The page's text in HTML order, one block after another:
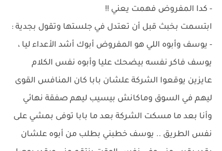
- كدا المفروض فهمت يعني !!
ابتسمت بخبث قبل أن تعتدل في جلستها وتقول بجدية :
- يوسف وأبوه اللي هو المفروض أبوك أشد الأعداء ليا ،
يوسف فاكر نفسه بيضحك عليا وأبوه نفس الكلام
عايزين يوقعوا الشركة علشان بابا كان المنافس القوى
ليهم في السوق وماكانش بيسيب ليهم صفقة نهائي
وأنا بعد ما مسكت الشركة بعد ما بابا توفى بمشي على
نفس الطريق .. يوسف خطبني بطلب من أبوه علشان